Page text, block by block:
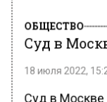
ОБЩЕСТВО
Суд в
18 июля 2022,
Суд в Москве